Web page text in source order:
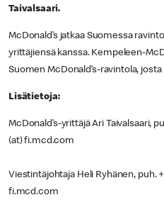
Taivalsaari.
McDonald’s jatkaa Suomessa
yrittäjiensä kanssa. Kempeleen-
Suomen McDonald’s-ravintola,
Lisätietoja:
McDonald’s-yrittäjä Ari Taivalsaari,
(at) fi.mcd.com
Viestintäjohtaja Heli Ryhänen, puh.
fi.mcd.com